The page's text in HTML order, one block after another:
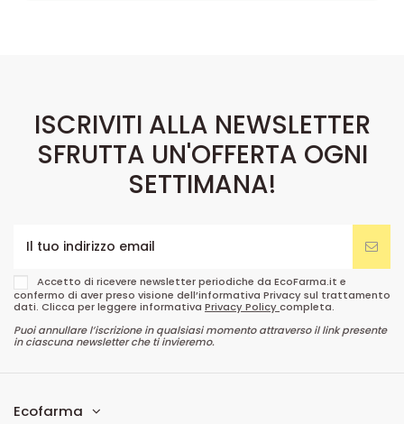
ISCRIVITI ALLA NEWSLETTER
SFRUTTA UN'OFFERTA OGNI
SETTIMANA!
Accetto di ricevere newsletter periodiche da EcoFarma.it e
confermo di aver preso visione dell’informativa Privacy sul trattamento
dati. Clicca per leggere informativa Privacy Policycompleta.
Puoi annullare l’iscrizione in qualsiasi momento attraverso il link presente
in ciascuna newsletter che ti invieremo.
Ecofarma